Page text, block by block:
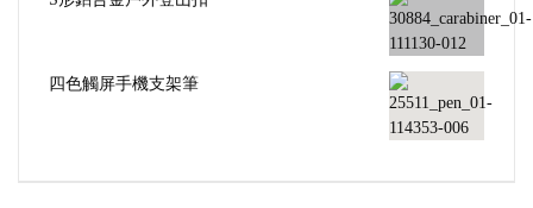
四色觸屏手機支架筆